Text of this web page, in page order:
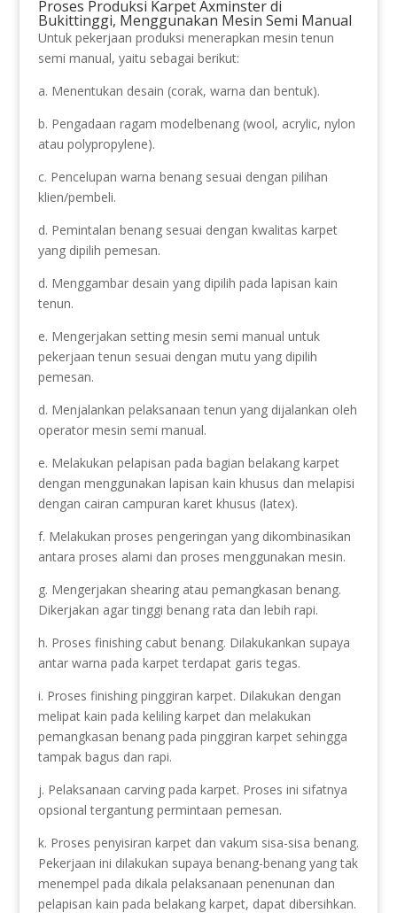
Proses Produksi Karpet Axminster di
Bukittinggi, Menggunakan Mesin Semi Manual
Untuk pekerjaan produksi menerapkan mesin tenun
semi manual, yaitu sebagai berikut:
a. Menentukan desain (corak, warna dan bentuk).
b. Pengadaan ragam modelbenang (wool, acrylic, nylon
atau polypropylene).
c. Pencelupan warna benang sesuai dengan pilihan
klien/pembeli.
d. Pemintalan benang sesuai dengan kwalitas karpet
yang dipilih pemesan.
d. Menggambar desain yang dipilih pada lapisan kain
tenun.
e. Mengerjakan setting mesin semi manual untuk
pekerjaan tenun sesuai dengan mutu yang dipilih
pemesan.
d. Menjalankan pelaksanaan tenun yang dijalankan oleh
operator mesin semi manual.
e. Melakukan pelapisan pada bagian belakang karpet
dengan menggunakan lapisan kain khusus dan melapisi
dengan cairan campuran karet khusus (latex).
f. Melakukan proses pengeringan yang dikombinasikan
antara proses alami dan proses menggunakan mesin.
g. Mengerjakan shearing atau pemangkasan benang.
Dikerjakan agar tinggi benang rata dan lebih rapi.
h. Proses finishing cabut benang. Dilakukankan supaya
antar warna pada karpet terdapat garis tegas.
i. Proses finishing pinggiran karpet. Dilakukan dengan
melipat kain pada keliling karpet dan melakukan
pemangkasan benang pada pinggiran karpet sehingga
tampak bagus dan rapi.
j. Pelaksanaan carving pada karpet. Proses ini sifatnya
opsional tergantung permintaan pemesan.
k. Proses penyisiran karpet dan vakum sisa-sisa benang.
Pekerjaan ini dilakukan supaya benang-benang yang tak
menempel pada dikala pelaksanaan penenunan dan
pelapisan kain pada belakang karpet, dapat dibersihkan.